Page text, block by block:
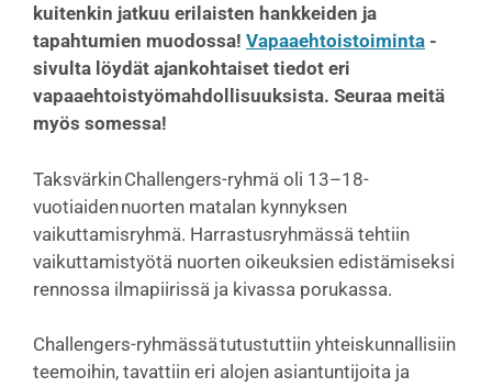
kuitenkin jatkuu erilaisten hankkeiden ja
tapahtumien muodossa! Vapaaehtoistoiminta -
sivulta löydät ajankohtaiset tiedot eri
vapaaehtoistyömahdollisuuksista. Seuraa meitä
myös somessa!
Taksvärkin Challengers-ryhmä oli 13–18-
vuotiaiden nuorten matalan kynnyksen
vaikuttamisryhmä. Harrastusryhmässä tehtiin
vaikuttamistyötä nuorten oikeuksien edistämiseksi
rennossa ilmapiirissä ja kivassa porukassa.
Challengers-ryhmässä tutustuttiin yhteiskunnallisiin
teemoihin, tavattiin eri alojen asiantuntijoita ja